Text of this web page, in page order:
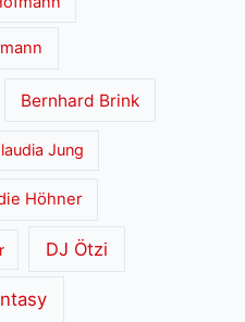
Bernhard Brink
Jung
Höhner
DJ Ötzi